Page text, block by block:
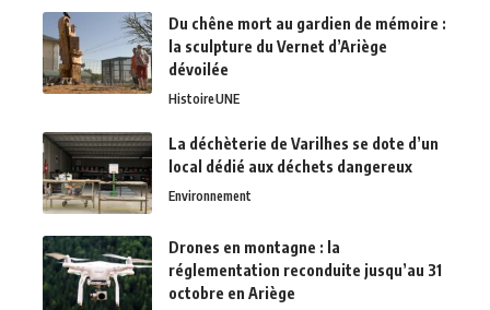
Du chêne mort au gardien de mémoire :
la sculpture du Vernet d’Ariège
dévoilée
HistoireUNE
La déchèterie de Varilhes se dote d’un
local dédié aux déchets dangereux
Environnement
Drones en montagne : la
réglementation reconduite jusqu’au 31
octobre en Ariège